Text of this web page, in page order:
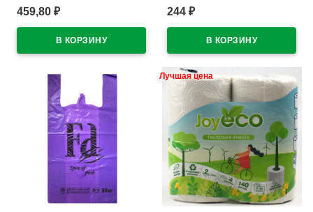
свежесть
459,80 ₽
В наличии
244 ₽
Лучшая цена